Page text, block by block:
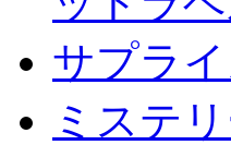
サプラ
ミステ